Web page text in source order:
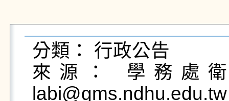
分類： 行政公告
來源： 學務處